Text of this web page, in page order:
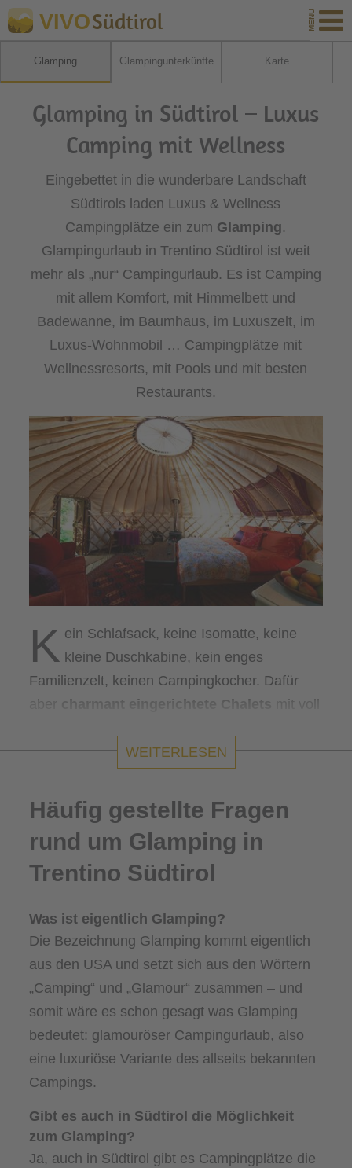
VIVOSüdtirol
Glamping in Südtirol – Luxus
Camping mit Wellness
Eingebettet in die wunderbare Landschaft
Südtirols laden Luxus & Wellness
Campingplätze ein zum Glamping.
Glampingurlaub in Trentino Südtirol ist weit
mehr als „nur“ Campingurlaub. Es ist Camping
mit allem Komfort, mit Himmelbett und
Badewanne, im Baumhaus, im Luxuszelt, im
Luxus-Wohnmobil … Campingplätze mit
Wellnessresorts, mit Pools und mit besten
Restaurants.
Glamping Glampingunterkünfte Karte
K ein Schlafsack, keine Isomatte, keine
kleine Duschkabine, kein enges
Familienzelt, keinen Campingkocher. Dafür
charmant eingerichtete Chalets
mit voll
mit komfortablen Betten und eigenem
Ferienhaus erinnern. Allerlei
Annehmlichkeiten, die Du sonst nur in den
besten Hotels findest.
WEITERLESEN
Häufig gestellte Fragen
rund um Glamping in
Trentino Südtirol
Was ist eigentlich Glamping?
Die Bezeichnung Glamping kommt eigentlich
aus den USA und setzt sich aus den Wörtern
„Camping“ und „Glamour“ zusammen – und
somit wäre es schon gesagt was Glamping
bedeutet: glamouröser Campingurlaub, also
eine luxuriöse Variante des allseits bekannten
Campings.
Gibt es auch in Südtirol die Möglichkeit
zum Glamping?
Ja, auch in Südtirol gibt es Campingplätze die